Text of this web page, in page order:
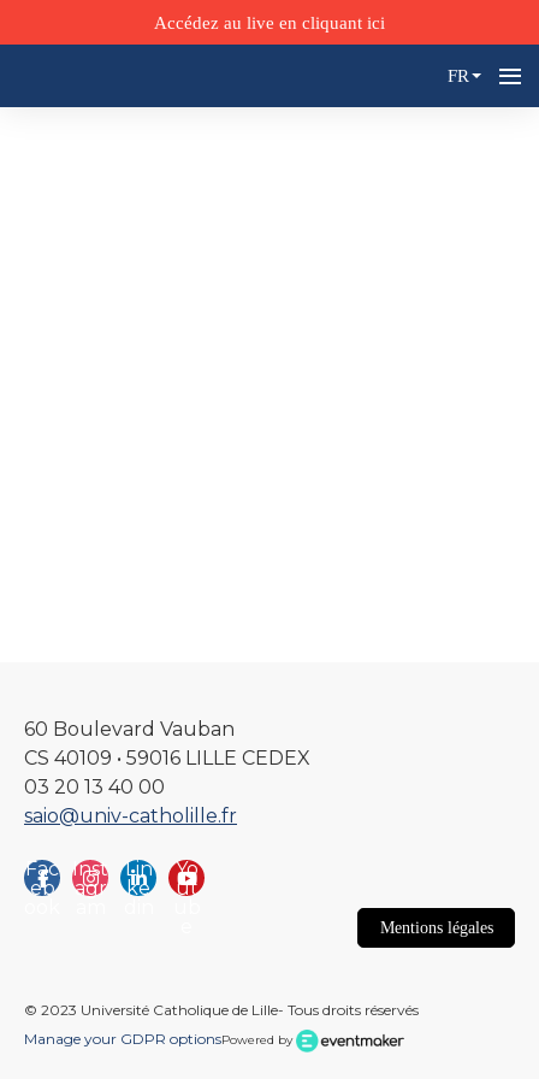
Accédez au live en cliquant ici
FR
60 Boulevard Vauban
CS 40109 • 59016 LILLE CEDEX
03 20 13 40 00
saio@univ-catholille.fr
Fac
eb
Inst
agr
Lin
ke
Yo
ut
Mentions légales
© 2023 Université Catholique de Lille- Tous droits réservés
Manage your GDPR optionsPowered by